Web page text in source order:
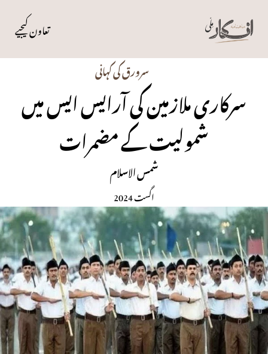
تعاون کیجیے
سرورق کی کہانی
سرکاری ملازمین کی آرایس ایس میں
شمولیت کے مضمرات
شمس الاسلام
اگست 2024